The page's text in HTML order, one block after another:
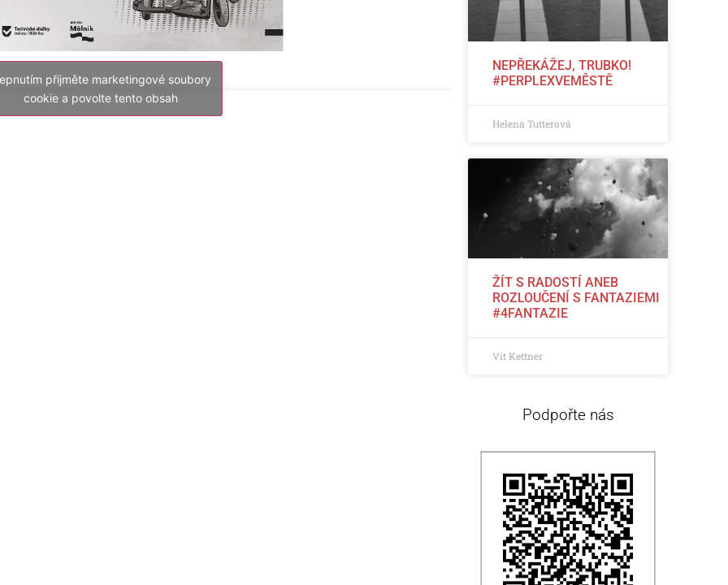
přijměte marketingové soubory
cookie a povolte tento obsah
NEPŘEKÁŽEJ, TRUBKO!
#PERPLEXVEMĚSTĚ
Helena Tutterová
ŽÍT S RADOSTÍ ANEB
ROZLOUČENÍ S FANTAZIEMI
#4FANTAZIE
Vít Kettner
Podpořte nás